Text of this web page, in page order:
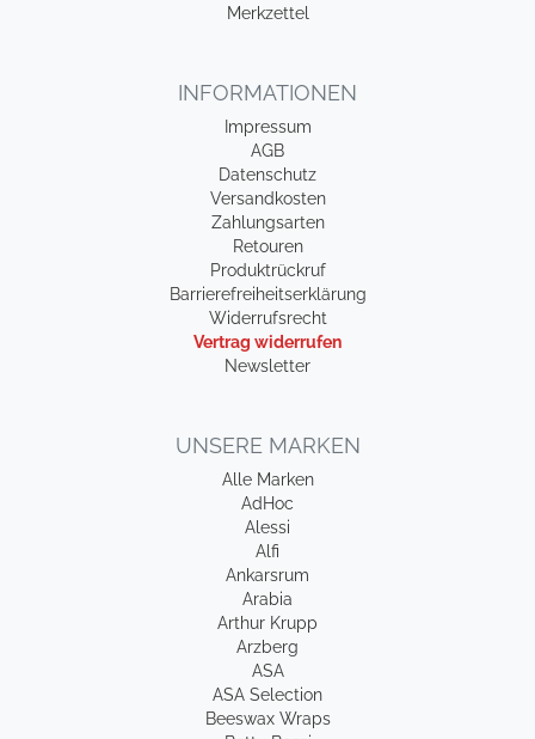
Merkzettel
INFORMATIONEN
Impressum
AGB
Datenschutz
Versandkosten
Zahlungsarten
Retouren
Produktrückruf
Barrierefreiheitserklärung
Widerrufsrecht
Vertrag widerrufen
Newsletter
UNSERE MARKEN
Alle Marken
AdHoc
Alessi
Alfi
Ankarsrum
Arabia
Arthur Krupp
Arzberg
ASA
ASA Selection
Beeswax Wraps